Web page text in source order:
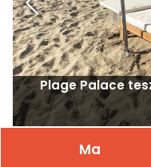
Plage Palace
Ma